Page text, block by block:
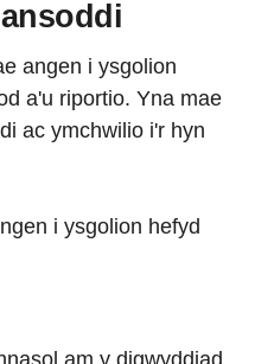
angen i ysgolion
a'u riportio. Yna mae
ac ymchwilio i'r hyn
i ysgolion hefyd
am y digwyddiad